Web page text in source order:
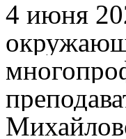
4 июня